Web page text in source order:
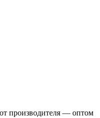
производителя — оптом